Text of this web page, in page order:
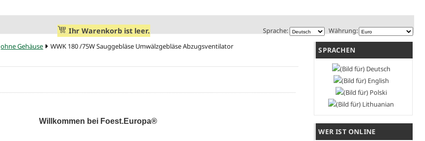
Ihr Warenkorb ist leer. Währung:
Sprache:
ohne Gehäuse WWK 180 /75W Sauggebläse Umwälzgebläse Abzugsventilator
Willkommen bei Foest.Europa®
SPRACHEN
WER IST ONLINE